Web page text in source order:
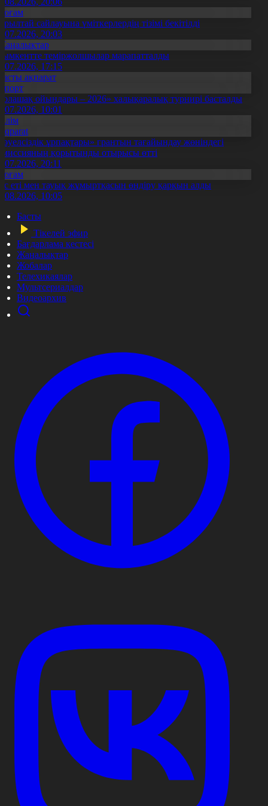
сайлауына үміткерлердің тізімі бекітілді
20:03
теміржолшылар марапатталды
17:15
ақпарат
ойындары – 2026» халықаралық турнирі басталды
10:01
ұрпақтары» грантын тағайындау жөніндегі
қорытынды отырысы өтті
20:11
еті мен тауық жұмыртқасын өндіру қарқын алды
10:05
Басты
Тікелей эфир
Бағдарлама кестесі
Жаңалықтар
Жобалар
Телехикаялар
Мультсериалдар
Видеоархив